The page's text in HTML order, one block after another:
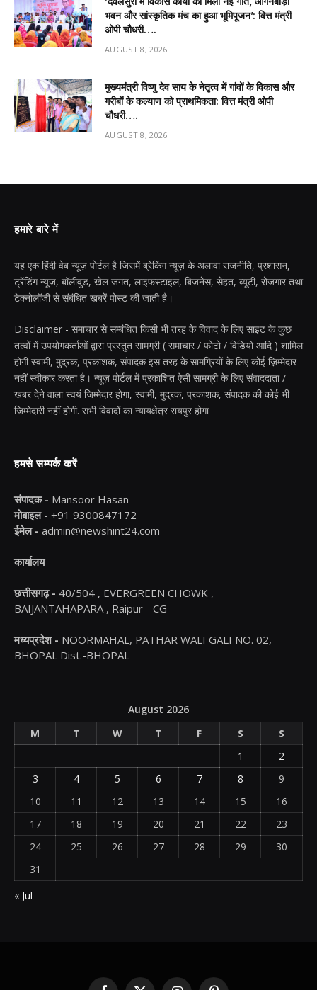
भवन और सांस्कृतिक मंच का हुआ भूमिपूजन’: वित्त मंत्री
ओपी चौधरी….
AUGUST 8, 2026
मुख्यमंत्री विष्णु देव साय के नेतृत्व में गांवों के विकास और
गरीबों के कल्याण को प्राथमिकता: वित्त मंत्री ओपी
चौधरी….
AUGUST 8, 2026
हमारे बारे में
यह एक हिंदी वेब न्यूज़ पोर्टल है जिसमें ब्रेकिंग न्यूज़ के अलावा राजनीति, प्रशासन,
ट्रेंडिंग न्यूज, बॉलीवुड, खेल जगत, लाइफस्टाइल, बिजनेस, सेहत, ब्यूटी, रोजगार तथा
टेक्नोलॉजी से संबंधित खबरें पोस्ट की जाती है।
Disclaimer - समाचार से सम्बंधित किसी भी तरह के विवाद के लिए साइट के कुछ
तत्वों में उपयोगकर्ताओं द्वारा प्रस्तुत सामग्री ( समाचार / फोटो / विडियो आदि ) शामिल
होगी स्वामी, मुद्रक, प्रकाशक, संपादक इस तरह के सामग्रियों के लिए कोई ज़िम्मेदार
नहीं स्वीकार करता है। न्यूज़ पोर्टल में प्रकाशित ऐसी सामग्री के लिए संवाददाता /
खबर देने वाला स्वयं जिम्मेदार होगा, स्वामी, मुद्रक, प्रकाशक, संपादक की कोई भी
जिम्मेदारी नहीं होगी. सभी विवादों का न्यायक्षेत्र रायपुर होगा
हमसे सम्पर्क करें
संपादक - Mansoor Hasan
मोबाइल - +91 9300847172
ईमेल - admin@newshint24.com
कार्यालय
छत्तीसगढ़ - 40/504 , EVERGREEN CHOWK ,
BAIJANTAHAPARA , Raipur - CG
मध्यप्रदेश - NOORMAHAL, PATHAR WALI GALI NO. 02,
BHOPAL Dist.-BHOPAL
August 2026
M
T W T F S
S
1
2
3
4 5 6 7 8
9
10
11 12 13 14 15
16
17
18 19 20 21 22
23
24
25 26 27 28 29
30
31
« Jul